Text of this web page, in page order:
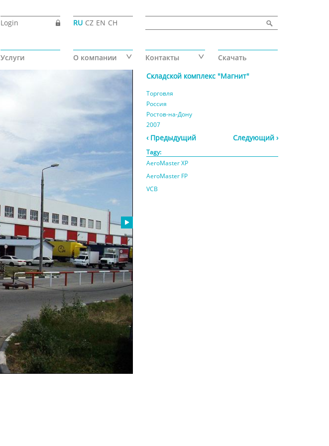
Login
RU CZ EN CH
Услуги О компании Контакты
Скачать
Складской комплекс "Магнит"
Торговля
Россия
Ростов-на-Дону
2007
‹ Предыдущий Следующий ›
Tagy:
AeroMaster XP
AeroMaster FP
VCB